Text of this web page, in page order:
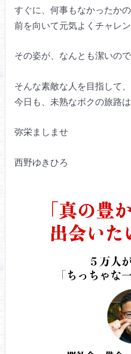
すぐに、何事もなかったか
前を向いて元気よくチャレン
その姿が、なんとも潔いので
そんな素敵な人を目指して、
今日も、未熟なボクの旅路
弥栄ましませ
西野ゆきひろ